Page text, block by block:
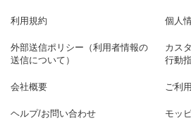
利用規約 個人
外部送信ポリシー（利用者情報の
送信について）
カス
行動
会社概要 ご利
ヘルプ/お問い合わせ モッ